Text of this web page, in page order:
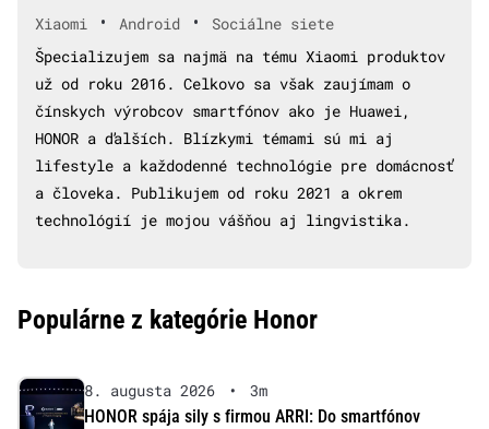
Xiaomi • Android •
Sociálne siete
Špecializujem sa najmä na tému Xiaomi produktov
už od roku 2016. Celkovo sa však zaujímam o
čínskych výrobcov smartfónov ako je Huawei,
HONOR a ďalších. Blízkymi témami sú mi aj
lifestyle a každodenné technológie pre domácnosť
a človeka. Publikujem od roku 2021 a okrem
technológií je mojou vášňou aj lingvistika.
Populárne z kategórie Honor
8. augusta 2026 •
3m
HONOR spája sily s firmou ARRI: Do smartfónov